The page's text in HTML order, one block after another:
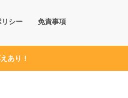
リシー 免責事項
あり！